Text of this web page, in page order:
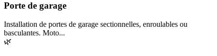
Porte de garage
Installation de portes de garage sectionnelles, enroulables ou
basculantes. Moto...
🌿